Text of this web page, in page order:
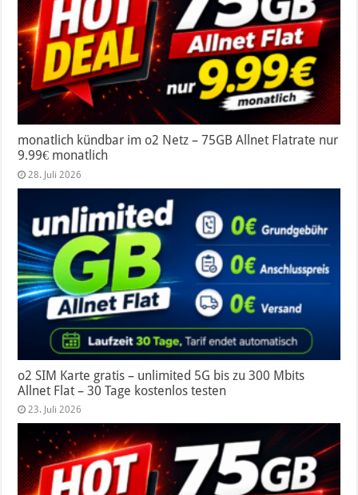
monatlich kündbar im o2 Netz – 75GB Allnet Flatrate nur
9.99€ monatlich
28. Juli 2026
o2 SIM Karte gratis – unlimited 5G bis zu 300 Mbits
Allnet Flat – 30 Tage kostenlos testen
23. Juli 2026